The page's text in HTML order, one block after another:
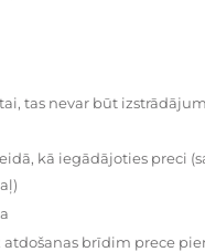
tas nevar būt
kā iegādājoties preci
atdošanas brīdim prece